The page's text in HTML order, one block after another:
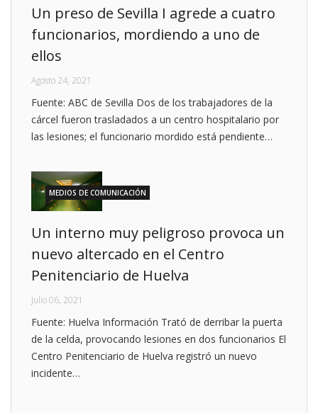
Un preso de Sevilla I agrede a cuatro
funcionarios, mordiendo a uno de
ellos
Agosto 24, 2021
Fuente: ABC de Sevilla Dos de los trabajadores de la
cárcel fueron trasladados a un centro hospitalario por
las lesiones; el funcionario mordido está pendiente…
MEDIOS DE COMUNICACIÓN
Un interno muy peligroso provoca un
nuevo altercado en el Centro
Penitenciario de Huelva
Julio 06, 2021
Fuente: Huelva Información Trató de derribar la puerta
de la celda, provocando lesiones en dos funcionarios El
Centro Penitenciario de Huelva registró un nuevo
incidente…